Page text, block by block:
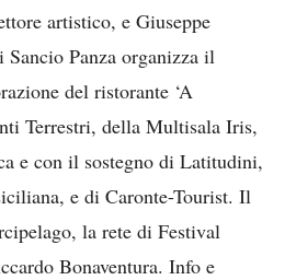
artistico, e Giuseppe
Panza organizza il
del ristorante ‘A
Terrestri, della Multisala Iris,
e con il sostegno di Latitudini,
e di Caronte-Tourist. Il
la rete di Festival
Bonaventura. Info e